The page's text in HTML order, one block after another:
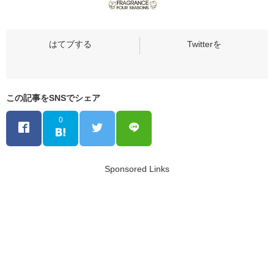
この記事をSNSでシェア
0
Sponsored Links